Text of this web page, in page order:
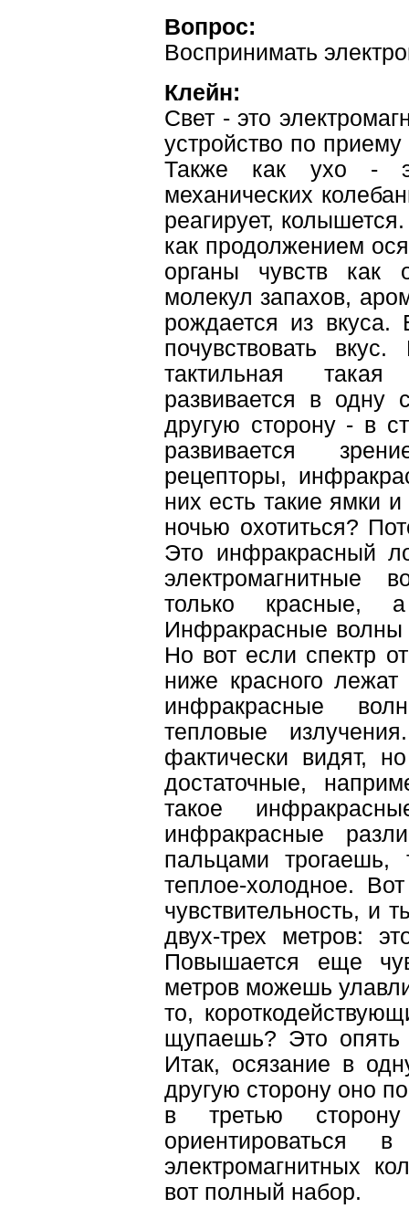
Вопрос:
Воспринимать
Клейн:
Свет - это
устройство по
Также как ухо -
механических
реагирует,
как продолжением
органы чувств как
молекул запахов,
рождается из вкуса.
почувствовать
тактильная
развивается в одну
другую сторону - в
развивается
рецепторы,
них есть такие ямки
ночью охотиться?
Это инфракрасный
электромагнитные
только красные,
Инфракрасные волны
Но вот если спектр
ниже красного
инфракрасные
тепловые
фактически видят,
достаточные,
такое
инфракрасные
пальцами
теплое-холодное.
чувствительность, и
двух-трех метров:
Повышается еще
метров можешь
то,
щупаешь? Это опять
Итак, осязание в
другую сторону оно
в третью
ориентироваться
электромагнитных
вот полный набор.